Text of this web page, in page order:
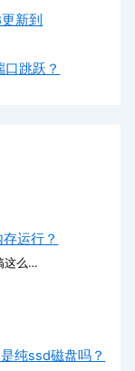
新到
跳跃？
运行？
这么…
纯ssd磁盘吗？